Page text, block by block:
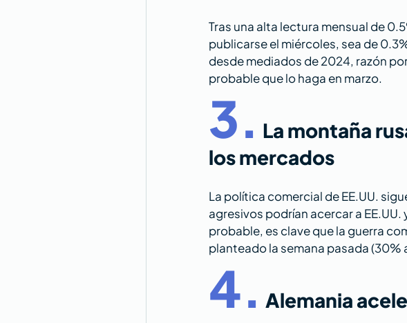
Tras una alta lectura mensual de
publicarse el miércoles, sea de
desde mediados de 2024, razón
probable que lo haga en marzo.
3. La montaña
los mercados
La política comercial de EE.UU.
agresivos podrían acercar a
probable, es clave que la guerra
planteado la semana pasada (30%
4. Alemania